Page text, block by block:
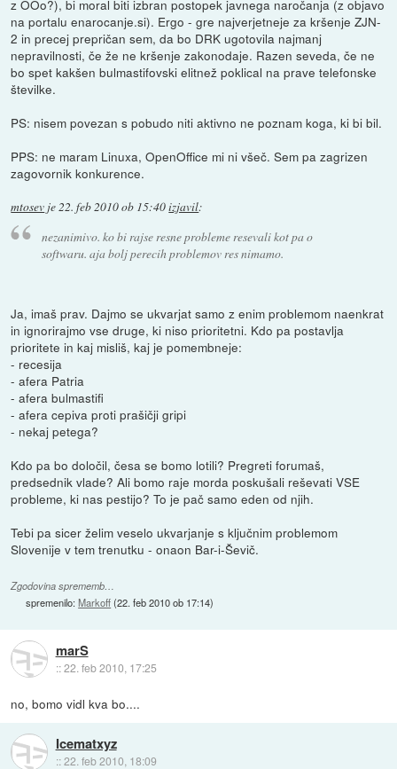
z OOo?), bi moral biti izbran postopek javnega naročanja (z objavo
na portalu enarocanje.si). Ergo - gre najverjetneje za kršenje ZJN-
2 in precej prepričan sem, da bo DRK ugotovila najmanj
nepravilnosti, če že ne kršenje zakonodaje. Razen seveda, če ne
bo spet kakšen bulmastifovski elitnež poklical na prave telefonske
številke.
PS: nisem povezan s pobudo niti aktivno ne poznam koga, ki bi bil.
PPS: ne maram Linuxa, OpenOffice mi ni všeč. Sem pa zagrizen
zagovornik konkurence.
mtosev je22. feb 2010 ob 15:40izjavil:
nezanimivo. ko bi rajse resne probleme resevali kot pa o
softwaru. aja bolj perecih problemov res nimamo.
Ja, imaš prav. Dajmo se ukvarjat samo z enim problemom naenkrat
in ignorirajmo vse druge, ki niso prioritetni. Kdo pa postavlja
prioritete in kaj misliš, kaj je pomembneje:
- recesija
- afera Patria
- afera bulmastifi
- afera cepiva proti prašičji gripi
- nekaj petega?
Kdo pa bo določil, česa se bomo lotili? Pregreti forumaš,
predsednik vlade? Ali bomo raje morda poskušali reševati VSE
probleme, ki nas pestijo? To je pač samo eden od njih.
Tebi pa sicer želim veselo ukvarjanje s ključnim problemom
Slovenije v tem trenutku - onaon Bar-i-Ševič.
Zgodovina sprememb…
spremenilo:Markoff(22. feb 2010 ob 17:14)
marS
::22. feb 2010, 17:25
no, bomo vidl kva bo....
Icematxyz
::22. feb 2010, 18:09